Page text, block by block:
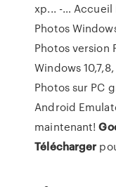
xp... -… Accueil
Photos
Photos version
Windows
Photos sur PC
Android
maintenant!
Télécharger